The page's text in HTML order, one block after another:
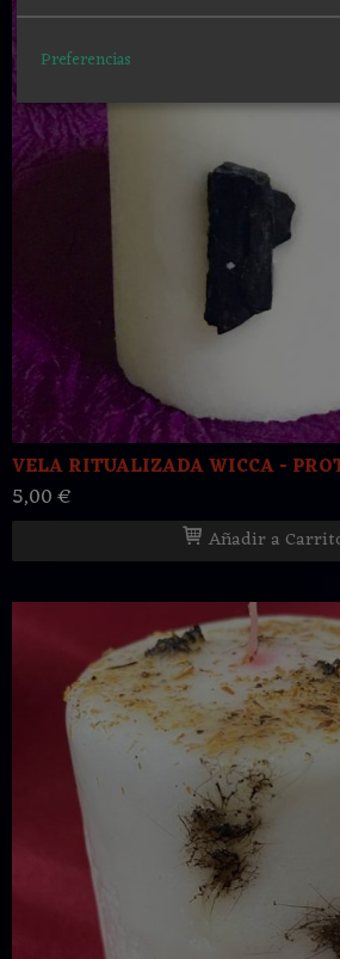
VELA RITUALIZADA WICCA -
5,00 €
Añadir a
Preferencias